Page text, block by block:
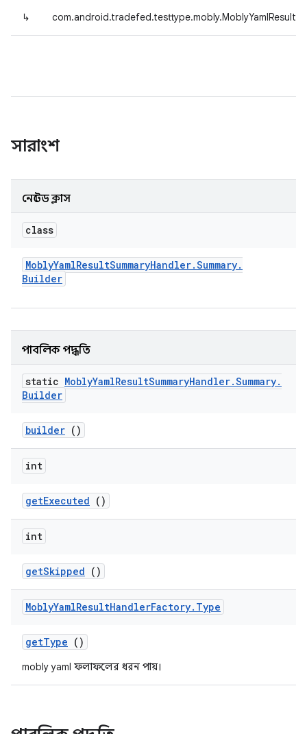
↳
সারাংশ
নেস্টেড ক্লাস
class
MoblyYamlResultSummaryHandler.Summary.
Builder
পাবলিক পদ্ধতি
static MoblyYamlResultSummaryHandler.Summary.
Builder
builder ()
int
getExecuted ()
int
getSkipped ()
MoblyYamlResultHandlerFactory. Type
getType ()
mobly yaml ফলাফলের ধরন পায়।